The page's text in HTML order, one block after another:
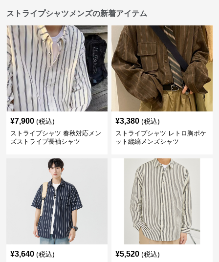
ストライプシャツメンズの新着アイテム
¥7,900 (税込)
ストライプシャツ 春秋対応メン
ズストライプ長袖シャツ
¥3,380 (税込)
ストライプシャツ レトロ胸ポケ
ット縦縞メンズシャツ
¥3,640 (税込) ¥5,520 (税込)